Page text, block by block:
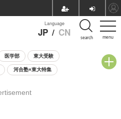
menu
Language
JP / CN search
医学部 東大受験
河合塾×東大特集
説明会・相談会